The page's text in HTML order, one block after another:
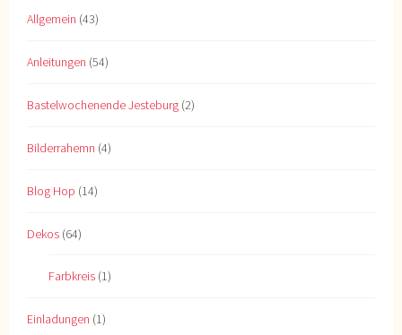
Allgemein (43)
Anleitungen (54)
Bastelwochenende Jesteburg (2)
Bilderrahemn (4)
Blog Hop (14)
Dekos (64)
Farbkreis (1)
Einladungen (1)